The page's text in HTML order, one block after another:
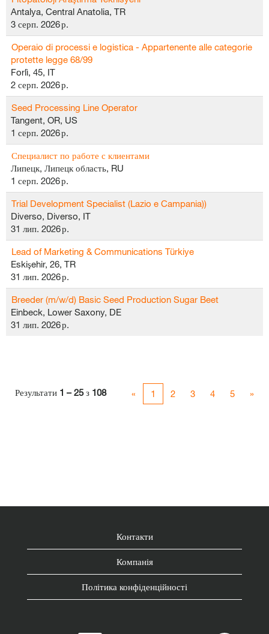
Antalya, Central Anatolia, TR
3 серп. 2026 р.
Operaio di processi e logistica - Appartenente alle categorie
protette legge 68/99
Forlì, 45, IT
2 серп. 2026 р.
Seed Processing Line Operator
Tangent, OR, US
1 серп. 2026 р.
Специалист по работе с клиентами
Липецк, Липецк область, RU
1 серп. 2026 р.
Trial Development Specialist (Lazio e Campania))
Diverso, Diverso, IT
31 лип. 2026 р.
Lead of Marketing & Communications Türkiye
Eskişehir, 26, TR
31 лип. 2026 р.
Breeder (m/w/d) Basic Seed Production Sugar Beet
Einbeck, Lower Saxony, DE
31 лип. 2026 р.
Результати 1 – 25з 108 « 1 2 3 4 5 »
Контакти
Компанія
Політика конфіденційності